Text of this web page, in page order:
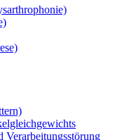
Verarbeitungsstörung